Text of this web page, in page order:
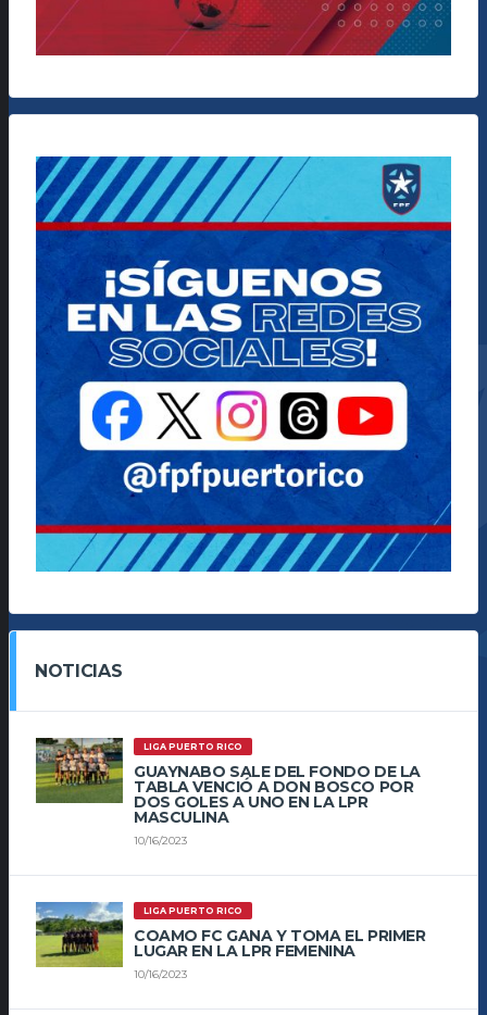
NOTICIAS
LIGA PUERTO RICO
GUAYNABO SALE DEL FONDO DE LA
TABLA VENCIÓ A DON BOSCO POR
DOS GOLES A UNO EN LA LPR
MASCULINA
10/16/2023
LIGA PUERTO RICO
COAMO FC GANA Y TOMA EL PRIMER
LUGAR EN LA LPR FEMENINA
10/16/2023